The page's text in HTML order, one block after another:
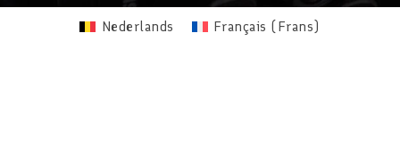
Nederlands Français (Frans)